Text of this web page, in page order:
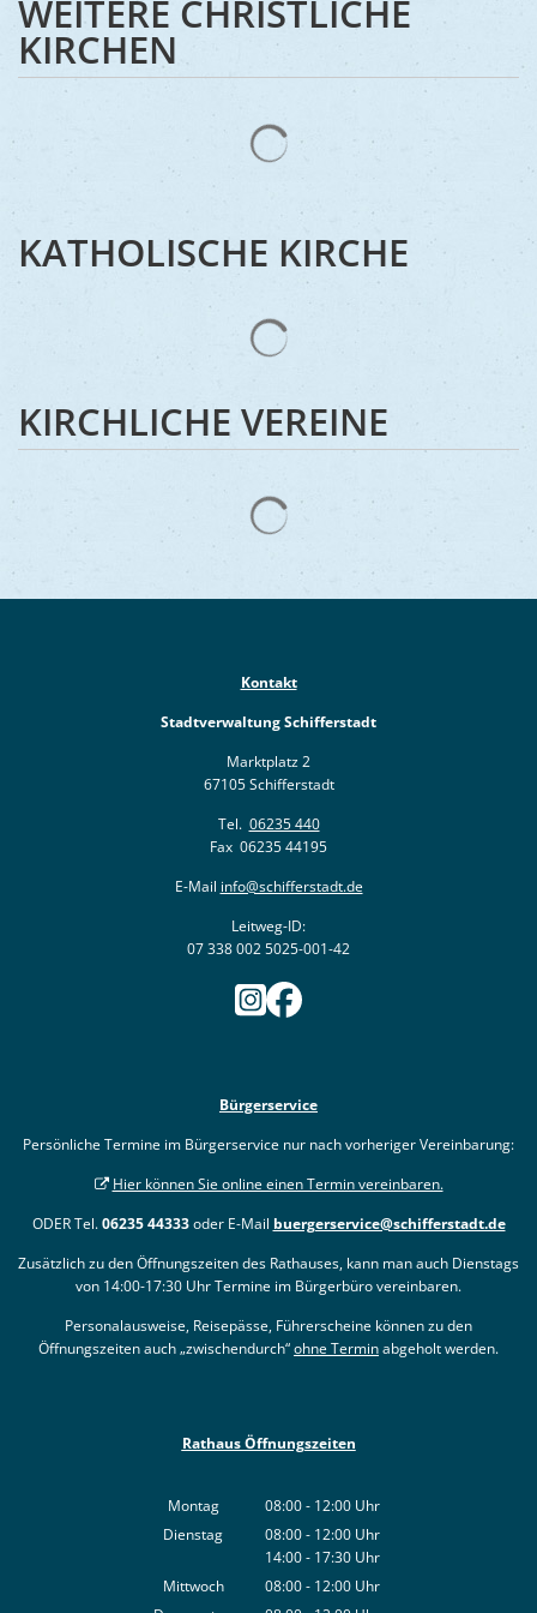
Ukraine
WEITERE CHRISTLICHE
KIRCHEN
KATHOLISCHE KIRCHE
KIRCHLICHE VEREINE
Kontakt
Stadtverwaltung Schifferstadt
Marktplatz 2
67105 Schifferstadt
Tel. 06235 440
Fax 06235 44195
E-Mail info@schifferstadt.de
Leitweg-ID:
07 338 002 5025-001-42
Bürgerservice
Persönliche Termine im Bürgerservice nur nach vorheriger Vereinbarung:
Hier können Sie online einen Termin vereinbaren.
ODER Tel.06235 44333oder E-Mail buergerservice@schifferstadt.de
Zusätzlich zu den Öffnungszeiten des Rathauses, kann man auch Dienstags
von 14:00-17:30 Uhr Termine im Bürgerbüro vereinbaren.
Personalausweise, Reisepässe, Führerscheine können zu den
Öffnungszeiten auch „zwischendurch“ohne Terminabgeholt werden.
Rathaus Öffnungszeiten
Montag 08:00- 12:00 Uhr
Von 08:00 bis 12:00 Uhr
Dienstag 08:00- 12:00 Uhr
Von 08:00 bis 12:00 Uhr
14:00- 17:30 Uhr
Von 14:00 bis 17:30 Uhr
Mittwoch 08:00- 12:00 Uhr